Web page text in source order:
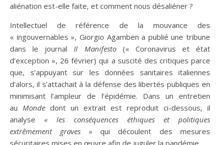
aliénation est-elle faite, et comment nous désaliéner ?
Intellectuel de référence de la mouvance des
« ingouvernables », Giorgio Agamben a publié une tribune
dans le journal Il Manifesto (« Coronavirus et état
d’exception », 26 février) qui a suscité des critiques parce
que, s’appuyant sur les données sanitaires italiennes
d’alors, il s’attachait à la défense des libertés publiques en
minimisant l’ampleur de l’épidémie. Dans un entretien
au Monde dont un extrait est reproduit ci-dessous, il
analyse « les conséquences éthiques et politiques
extrêmement graves » qui découlent des mesures
sécuritaires mises en œuvre afin de juguler la pandémie.